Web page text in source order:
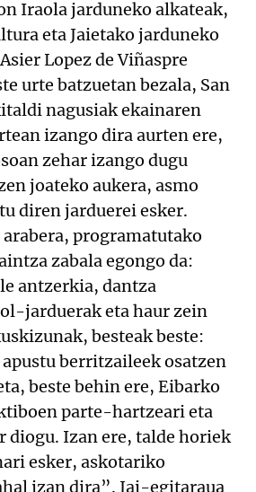
Iraola jarduneko alkateak,
eta Jaietako jarduneko
Lopez de Viñaspre
urte batzuetan bezala, San
nagusiak ekainaren
izango dira aurten ere,
zehar izango dugu
joateko aukera, asmo
diren jarduerei esker.
programatutako
zabala egongo da:
antzerkia, dantza
jarduerak eta haur zein
besteak beste:
berritzaileek osatzen
beste behin ere, Eibarko
parte-hartzeari eta
Izan ere, talde horiek
esker, askotariko
izan dira”. Jai-egitaraua